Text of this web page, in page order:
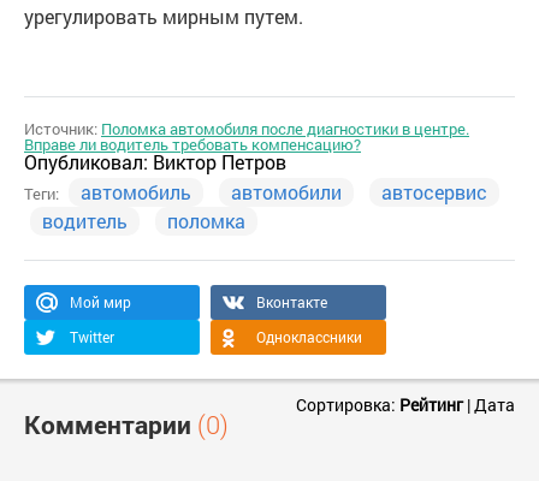
урегулировать мирным путем.
Источник: Поломка автомобиля после диагностики в центре.
Вправе ли водитель требовать компенсацию?
Опубликовал: Виктор Петров
Теги: автомобиль автомобили
автосервис
водитель
поломка
Мой мир
Вконтакте
Twitter
Одноклассники
Комментарии (0)
Сортировка: Рейтинг|Дата